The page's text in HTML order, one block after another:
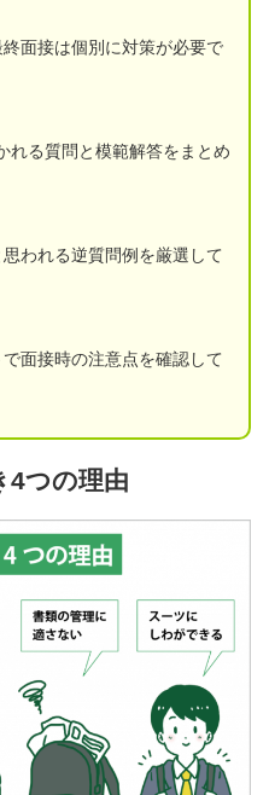
面接は個別に対策が必要で
れる質問と模範解答をまとめ
われる逆質問例を厳選して
面接時の注意点を確認して
4つの理由